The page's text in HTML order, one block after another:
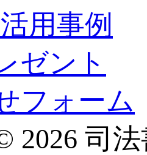
2026 司